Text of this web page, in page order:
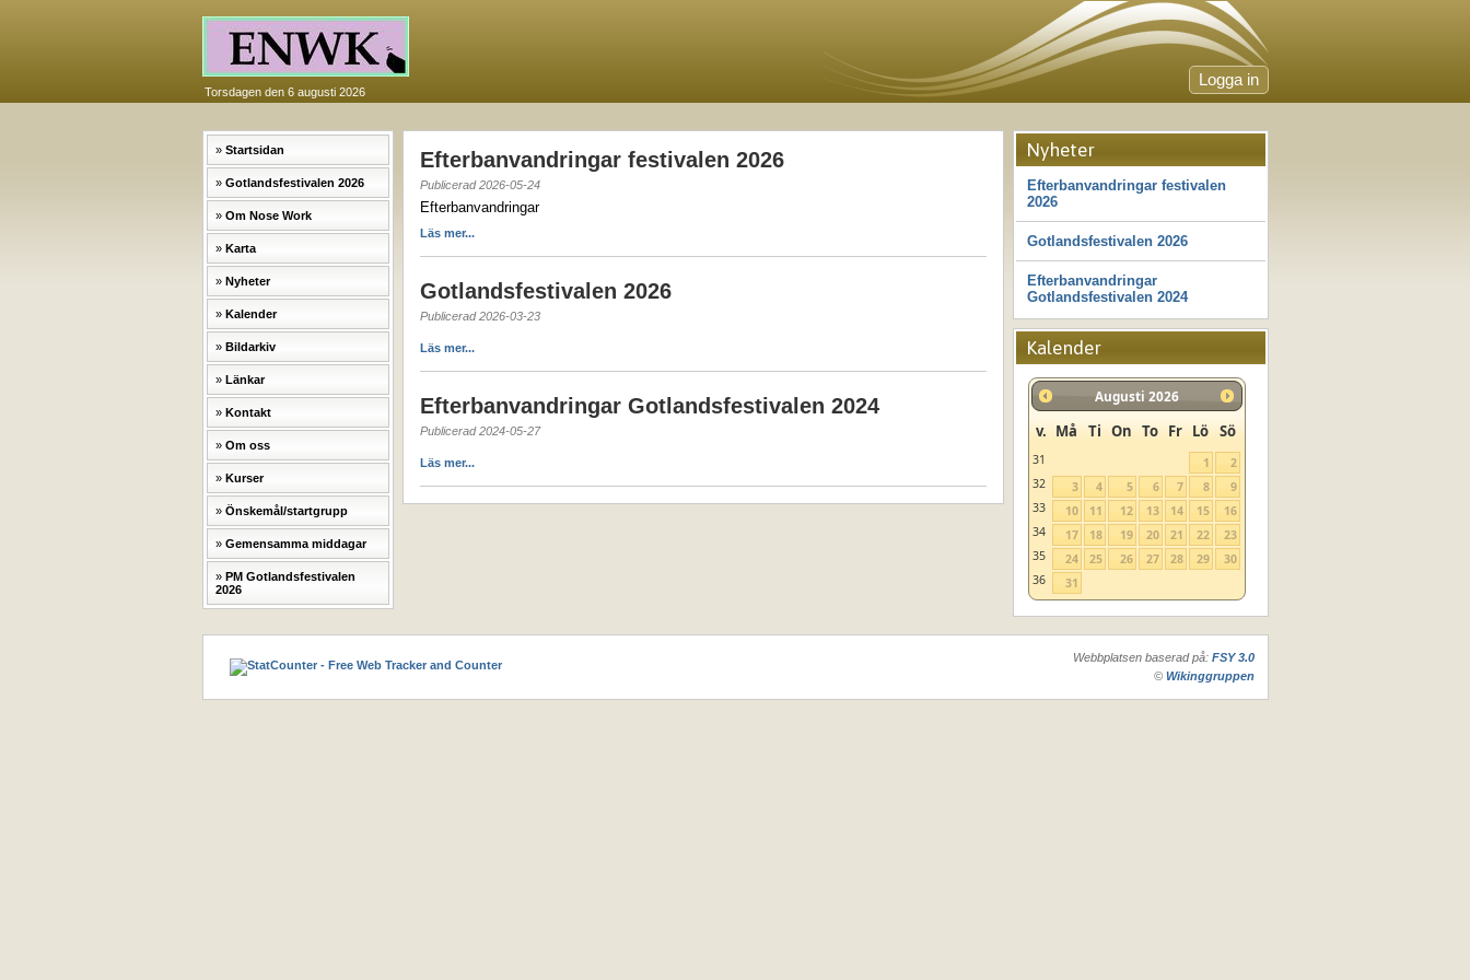
Logga in
Torsdagen den 6 augusti 2026
Startsidan
Gotlandsfestivalen 2026
Om Nose Work
Karta
Nyheter
Kalender
Bildarkiv
Länkar
Kontakt
Om oss
Kurser
Önskemål/startgrupp
Gemensamma middagar
PM Gotlandsfestivalen
2026
Nyheter
Efterbanvandringar festivalen
2026
Gotlandsfestivalen 2026
Efterbanvandringar
Gotlandsfestivalen 2024
Kalender
Augusti 2026
v. Må Ti On To Fr Lö Sö
31 1
2
32
3 4 5 6 7 8
9
33
10 11 12 13 14 15
16
34
17 18 19 20 21 22
23
35
24 25 26 27 28 29
30
36
31
Efterbanvandringar festivalen 2026
Publicerad 2026-05-24
Efterbanvandringar
Läs mer...
Gotlandsfestivalen 2026
Publicerad 2026-03-23
Läs mer...
Efterbanvandringar Gotlandsfestivalen 2024
Publicerad 2024-05-27
Läs mer...
Webbplatsen baserad på: FSY 3.0
© Wikinggruppen